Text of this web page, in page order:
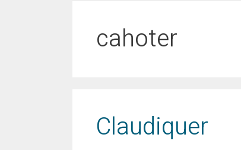
cahoter
Claudiquer